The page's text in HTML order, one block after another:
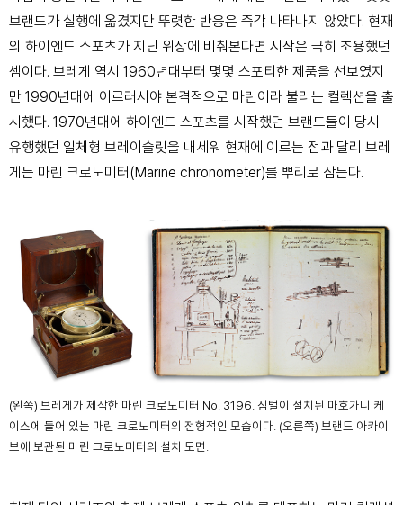
브랜드가 실행에 옮겼지만 뚜렷한 반응은 즉각 나타나지 않았다. 현재
의 하이엔드 스포츠가 지닌 위상에 비춰본다면 시작은 극히 조용했던
셈이다. 브레게 역시 1960년대부터 몇몇 스포티한 제품을 선보였지
만 1990년대에 이르러서야 본격적으로 마린이라 불리는 컬렉션을 출
시했다. 1970년대에 하이엔드 스포츠를 시작했던 브랜드들이 당시
유행했던 일체형 브레이슬릿을 내세워 현재에 이르는 점과 달리 브레
게는 마린 크로노미터(Marine chronometer)를 뿌리로 삼는다.
(왼쪽) 브레게가 제작한 마린 크로노미터 No. 3196. 짐벌이 설치된 마호가니 케
이스에 들어 있는 마린 크로노미터의 전형적인 모습이다. (오른쪽) 브랜드 아카이
브에 보관된 마린 크로노미터의 설치 도면.